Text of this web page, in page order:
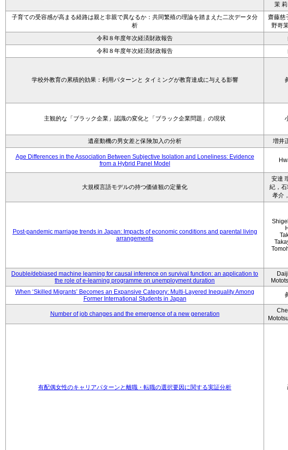
茉
子育ての受容感が高まる経路は親と非親で異なるか：共同繁殖の理論を踏まえた二次データ分
析
齋藤慈
野嵜
令和８年度年次経済財政報告
令和８年度年次経済財政報告
学校外教育の累積的効果：利用パターンと タイミングが教育達成に与える影響
主観的な「ブラック企業」認識の変化と「ブラック企業問題」の現状
遺産動機の男女差と保険加入の分析
増井
Age Differences in the Association Between Subjective Isolation and Loneliness: Evidence
from a Hybrid Panel Model
大規模言語モデルの持つ価値観の定量化
安達
紀，
孝介
Post-pandemic marriage trends in Japan: Impacts of economic conditions and parental living
arrangements
Double/debiased machine learning for causal inference on survival function: an application to
the role of e-learning programme on unemployment duration
When ‘Skilled Migrants’ Becomes an Expansive Category: Multi-Layered Inequality Among
Former International Students in Japan
Number of job changes and the emergence of a new generation
有配偶女性のキャリアパターンと離職・転職の選択要因に関する実証分析